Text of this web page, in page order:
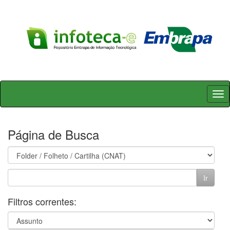
Skip
Página de Busca
Filtros correntes: